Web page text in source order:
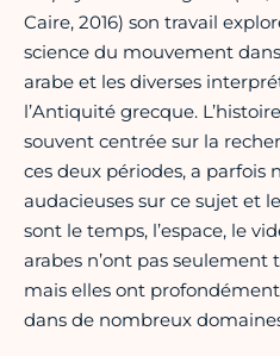
Caire, 2016) son travail
science du mouvement
arabe et les diverses
l’Antiquité grecque.
souvent centrée sur la
ces deux périodes, a parfois
audacieuses sur ce sujet et
sont le temps, l’espace, le
arabes n’ont pas seulement
mais elles ont
dans de nombreux